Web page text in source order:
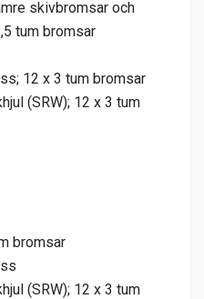
skivbromsar och
tum bromsar
12 x 3 tum bromsar
(SRW); 12 x 3 tum
bromsar
(SRW); 12 x 3 tum